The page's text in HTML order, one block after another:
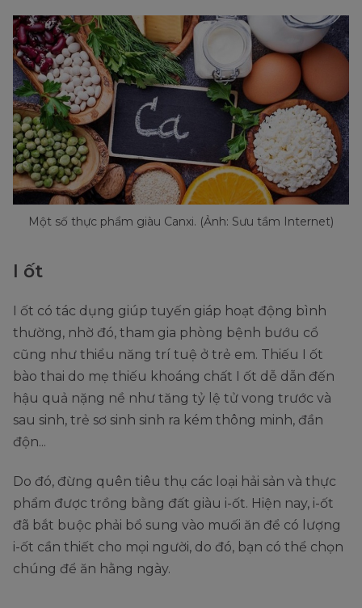
Một số thực phẩm giàu Canxi. (Ảnh: Sưu tầm Internet)
I ốt
I ốt có tác dụng giúp tuyến giáp hoạt động bình
thường, nhờ đó, tham gia phòng bệnh bướu cổ
cũng như thiểu năng trí tuệ ở trẻ em. Thiếu I ốt
bào thai do mẹ thiếu khoáng chất I ốt dễ dẫn đến
hậu quả nặng nề như tăng tỷ lệ tử vong trước và
sau sinh, trẻ sơ sinh sinh ra kém thông minh, đần
độn...
Do đó, đừng quên tiêu thụ các loại hải sản và thực
phẩm được trồng bằng đất giàu i-ốt. Hiện nay, i-ốt
đã bắt buộc phải bổ sung vào muối ăn để có lượng
i-ốt cần thiết cho mọi người, do đó, bạn có thể chọn
chúng để ăn hằng ngày.